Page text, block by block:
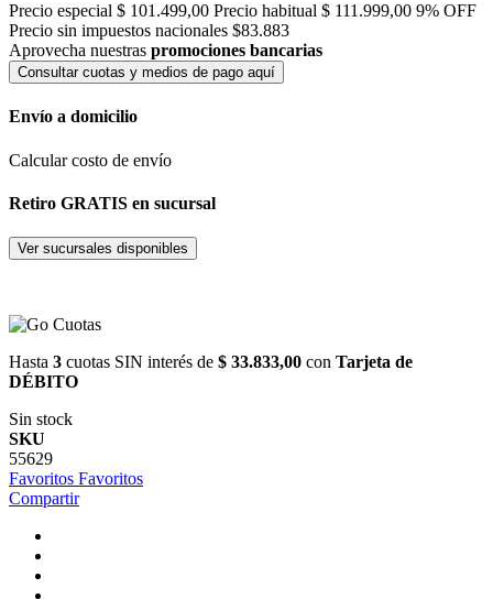
Precio especial $ 101.499,00 Precio habitual $ 111.999,00 9% OFF
Precio sin impuestos nacionales $83.883
Aprovecha nuestras promociones bancarias
Consultar cuotas y medios de pago aquí
Envío a domicilio
Calcular costo de envío
Retiro GRATIS en sucursal
Ver sucursales disponibles
Hasta 3 cuotas SIN interés de $ 33.833,00 con Tarjeta de
DÉBITO
Sin stock
SKU
55629
Favoritos Favoritos
Compartir